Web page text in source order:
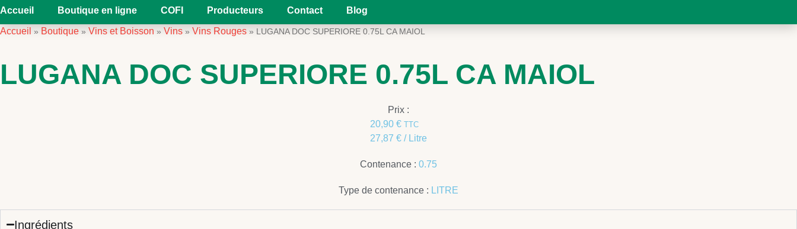
Accueil Boutique en ligne COFI Producteurs Contact Blog
Accueil » Boutique » Vins et Boisson » Vins » Vins Rouges » LUGANA DOC SUPERIORE 0.75L CA MAIOL
LUGANA DOC SUPERIORE 0.75L CA MAIOL
Prix :
20,90 € TTC
27,87 € / Litre
Contenance : 0.75
Type de contenance : LITRE
Ingrédients